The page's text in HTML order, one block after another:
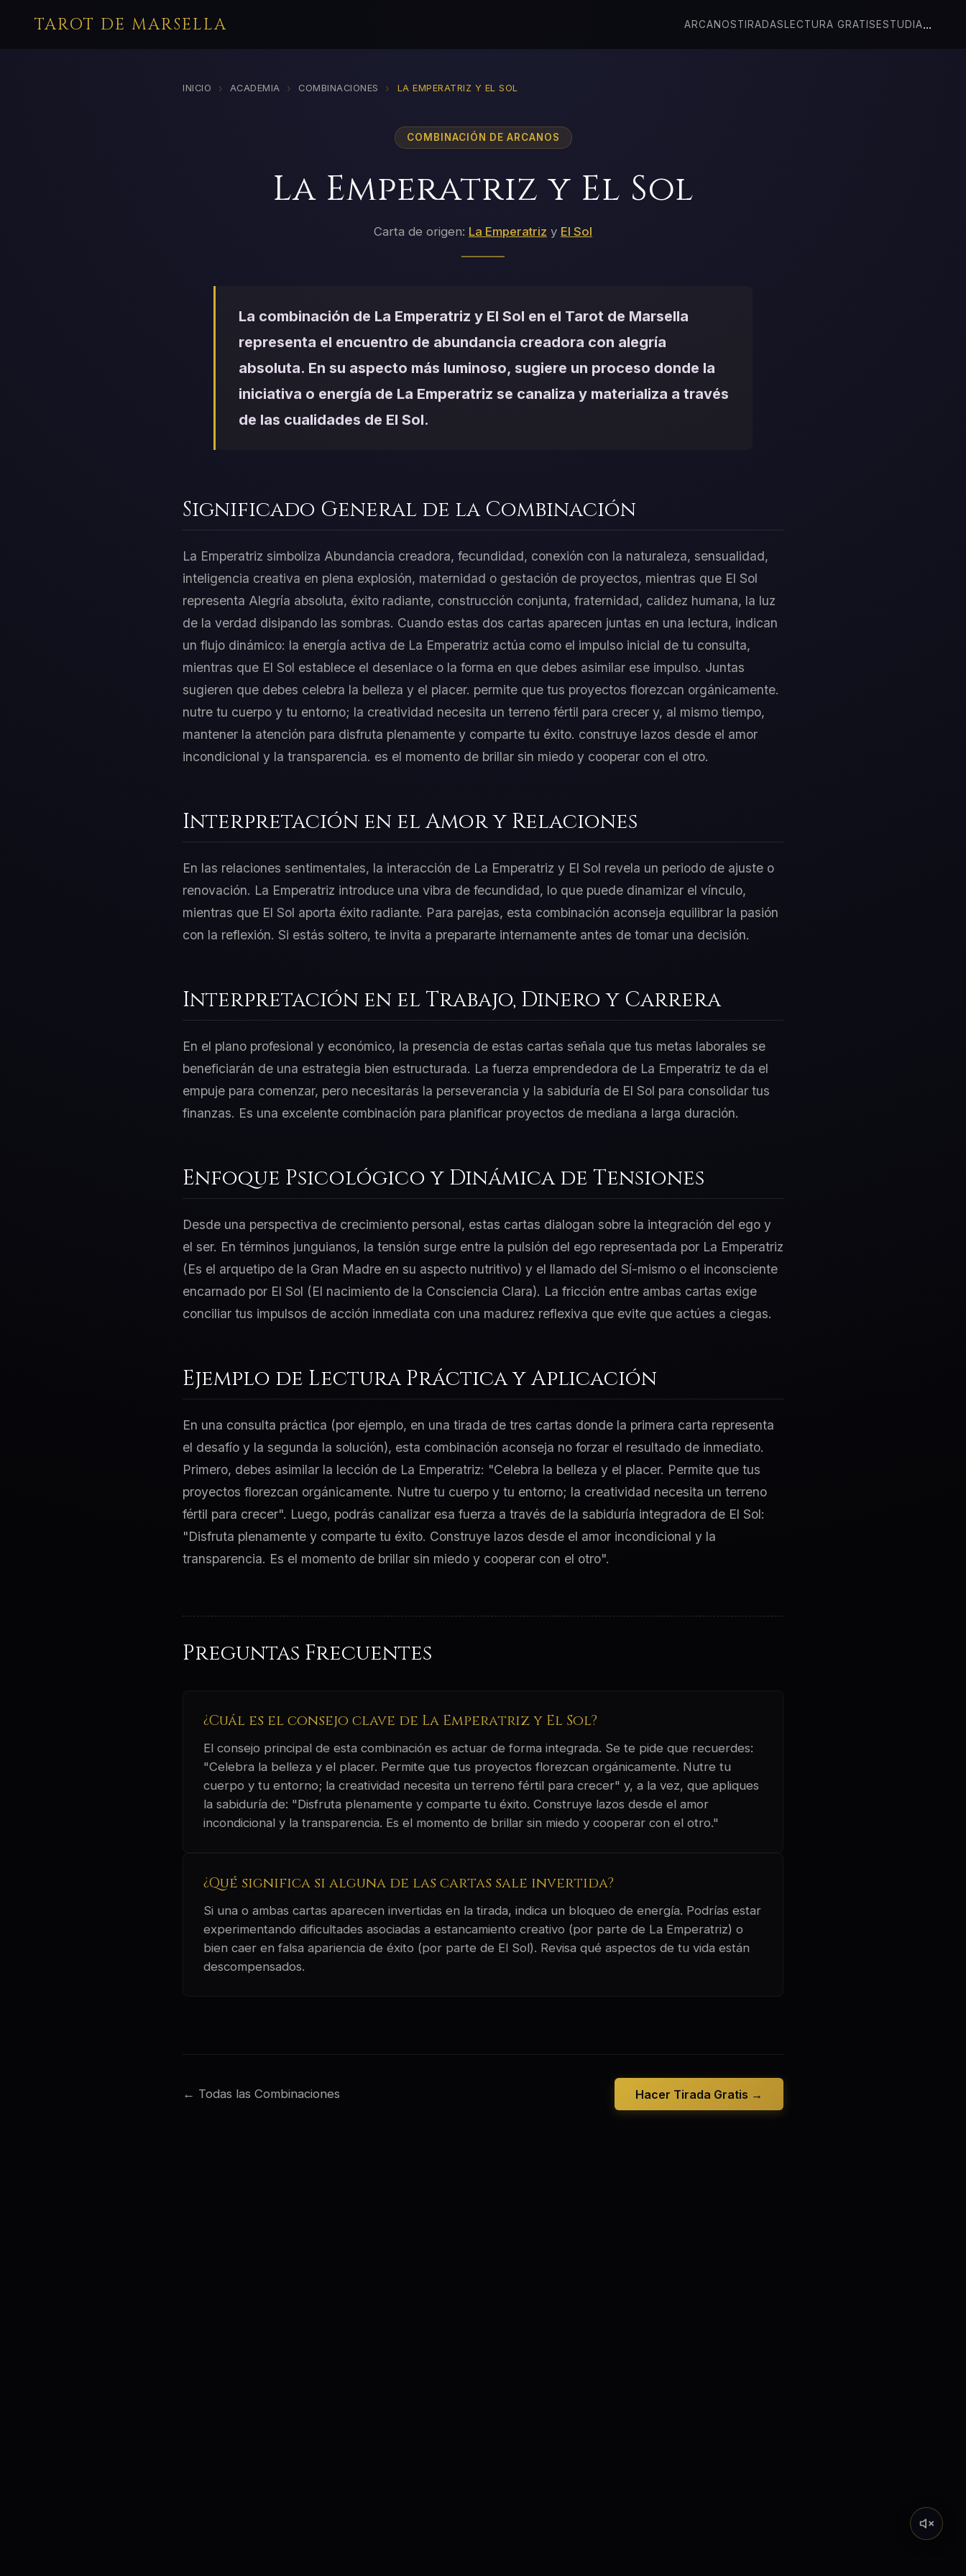
TAROT DE MARSELLA ARCANOSTIRADAS LECTURA GRATIS ESTUDIA...
INICIO › ACADEMIA › COMBINACIONES › LA EMPERATRIZ Y EL SOL
COMBINACIÓN DE ARCANOS
La Emperatriz y El Sol
Carta de origen: La Emperatriz y El Sol
La combinación de La Emperatriz y El Sol en el Tarot de Marsella
representa el encuentro de abundancia creadora con alegría
absoluta. En su aspecto más luminoso, sugiere un proceso donde la
iniciativa o energía de La Emperatriz se canaliza y materializa a través
de las cualidades de El Sol.
Significado General de la Combinación
La Emperatriz simboliza Abundancia creadora, fecundidad, conexión con la naturaleza, sensualidad,
inteligencia creativa en plena explosión, maternidad o gestación de proyectos, mientras que El Sol
representa Alegría absoluta, éxito radiante, construcción conjunta, fraternidad, calidez humana, la luz
de la verdad disipando las sombras. Cuando estas dos cartas aparecen juntas en una lectura, indican
un flujo dinámico: la energía activa de La Emperatriz actúa como el impulso inicial de tu consulta,
mientras que El Sol establece el desenlace o la forma en que debes asimilar ese impulso. Juntas
sugieren que debes celebra la belleza y el placer. permite que tus proyectos florezcan orgánicamente.
nutre tu cuerpo y tu entorno; la creatividad necesita un terreno fértil para crecer y, al mismo tiempo,
mantener la atención para disfruta plenamente y comparte tu éxito. construye lazos desde el amor
incondicional y la transparencia. es el momento de brillar sin miedo y cooperar con el otro.
Interpretación en el Amor y Relaciones
En las relaciones sentimentales, la interacción de La Emperatriz y El Sol revela un periodo de ajuste o
renovación. La Emperatriz introduce una vibra de fecundidad, lo que puede dinamizar el vínculo,
mientras que El Sol aporta éxito radiante. Para parejas, esta combinación aconseja equilibrar la pasión
con la reflexión. Si estás soltero, te invita a prepararte internamente antes de tomar una decisión.
Interpretación en el Trabajo, Dinero y Carrera
En el plano profesional y económico, la presencia de estas cartas señala que tus metas laborales se
beneficiarán de una estrategia bien estructurada. La fuerza emprendedora de La Emperatriz te da el
empuje para comenzar, pero necesitarás la perseverancia y la sabiduría de El Sol para consolidar tus
finanzas. Es una excelente combinación para planificar proyectos de mediana a larga duración.
Enfoque Psicológico y Dinámica de Tensiones
Desde una perspectiva de crecimiento personal, estas cartas dialogan sobre la integración del ego y
el ser. En términos junguianos, la tensión surge entre la pulsión del ego representada por La Emperatriz
(Es el arquetipo de la Gran Madre en su aspecto nutritivo) y el llamado del Sí-mismo o el inconsciente
encarnado por El Sol (El nacimiento de la Consciencia Clara). La fricción entre ambas cartas exige
conciliar tus impulsos de acción inmediata con una madurez reflexiva que evite que actúes a ciegas.
Ejemplo de Lectura Práctica y Aplicación
En una consulta práctica (por ejemplo, en una tirada de tres cartas donde la primera carta representa
el desafío y la segunda la solución), esta combinación aconseja no forzar el resultado de inmediato.
Primero, debes asimilar la lección de La Emperatriz: "Celebra la belleza y el placer. Permite que tus
proyectos florezcan orgánicamente. Nutre tu cuerpo y tu entorno; la creatividad necesita un terreno
fértil para crecer". Luego, podrás canalizar esa fuerza a través de la sabiduría integradora de El Sol:
"Disfruta plenamente y comparte tu éxito. Construye lazos desde el amor incondicional y la
transparencia. Es el momento de brillar sin miedo y cooperar con el otro".
Preguntas Frecuentes
¿Cuál es el consejo clave de La Emperatriz y El Sol?
El consejo principal de esta combinación es actuar de forma integrada. Se te pide que recuerdes:
"Celebra la belleza y el placer. Permite que tus proyectos florezcan orgánicamente. Nutre tu
cuerpo y tu entorno; la creatividad necesita un terreno fértil para crecer" y, a la vez, que apliques
la sabiduría de: "Disfruta plenamente y comparte tu éxito. Construye lazos desde el amor
incondicional y la transparencia. Es el momento de brillar sin miedo y cooperar con el otro."
¿Qué significa si alguna de las cartas sale invertida?
Si una o ambas cartas aparecen invertidas en la tirada, indica un bloqueo de energía. Podrías estar
experimentando dificultades asociadas a estancamiento creativo (por parte de La Emperatriz) o
bien caer en falsa apariencia de éxito (por parte de El Sol). Revisa qué aspectos de tu vida están
descompensados.
← Todas las Combinaciones Hacer Tirada Gratis →